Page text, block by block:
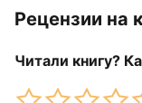
Рецензии на
Читали книгу?